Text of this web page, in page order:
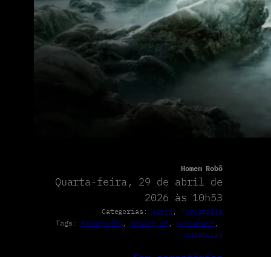
Homem Robô
Quarta-feira, 29 de abril de
2026 às 10h53
Categorias: Artes
Fotografia
Tags: fotografia , making of , miniatura
miniaturas